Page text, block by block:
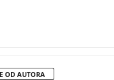
OD AUTORA